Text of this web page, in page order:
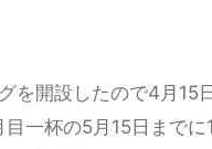
を開設したので4月15
一杯の5月15日まで